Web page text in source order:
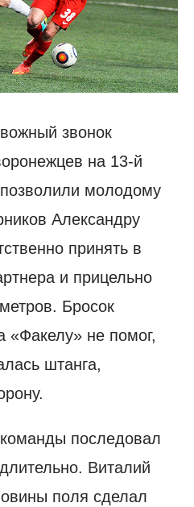
звонок
на 13-й
позволили молодому
Александру
принять в
и прицельно
Бросок
«Факелу» не помог,
штанга,
последовал
Виталий
поля сделал